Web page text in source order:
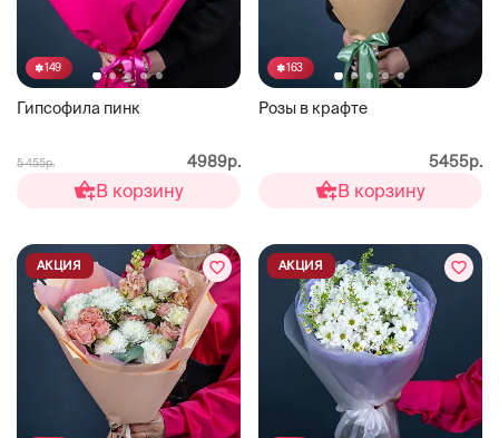
149
Гипсофила пинк
5 455р. 4989р.
В корзину
163
Розы в крафте
5455р.
В корзину
АКЦИЯ АКЦИЯ